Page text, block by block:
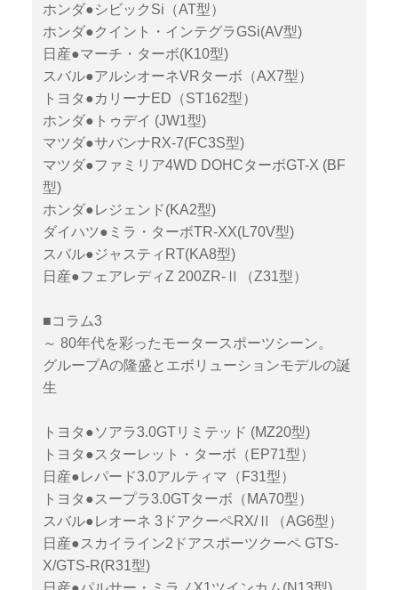
ホンダ●シビックSi（AT型）
ホンダ●クイント・インテグラGSi(AV型)
日産●マーチ・ターボ(K10型)
スバル●アルシオーネVRターボ（AX7型）
トヨタ●カリーナED（ST162型）
ホンダ●トゥデイ (JW1型)
マツダ●サバンナRX-7(FC3S型)
マツダ●ファミリア4WD DOHCターボGT-X (BF
型)
ホンダ●レジェンド(KA2型)
ダイハツ●ミラ・ターボTR-XX(L70V型)
スバル●ジャスティRT(KA8型)
日産●フェアレディZ 200ZR-Ⅱ（Z31型）
■コラム3
～ 80年代を彩ったモータースポーツシーン。
グループAの隆盛とエボリューションモデルの誕
生
トヨタ●ソアラ3.0GTリミテッド (MZ20型)
トヨタ●スターレット・ターボ（EP71型）
日産●レパード3.0アルティマ（F31型）
トヨタ●スープラ3.0GTターボ（MA70型）
スバル●レオーネ 3ドアクーペRX/Ⅱ（AG6型）
日産●スカイライン2ドアスポーツクーペ GTS-
X/GTS-R(R31型)